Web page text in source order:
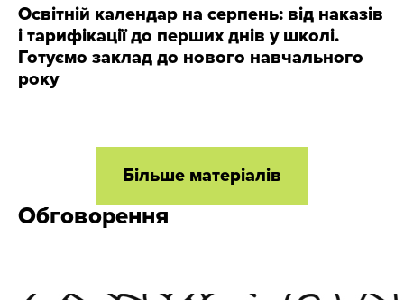
Освітній календар на серпень: від наказів
і тарифікації до перших днів у школі.
Готуємо заклад до нового навчального
року
Більше матеріалів
Обговорення